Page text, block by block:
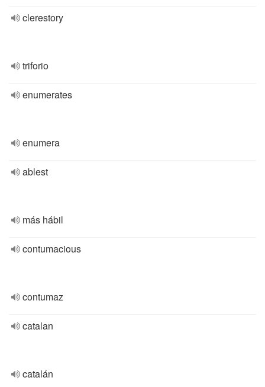
clerestory
triforio
enumerates
enumera
ablest
más hábil
contumacious
contumaz
catalan
catalán